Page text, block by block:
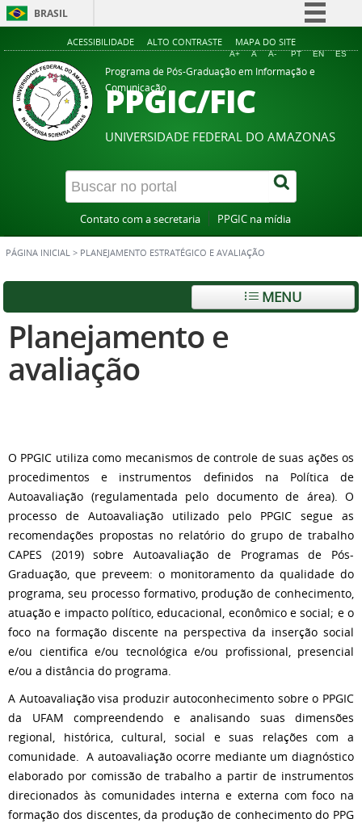
BRASIL
Simplifique!
Comunica BR
Participe
Acesso à informação
Legislação
Canais
ACESSIBILIDADE ALTO CONTRASTE MAPA DO SITE
A+ A A- PT EN ES
Programa de Pós-Graduação em Informação e
Comunicação
PPGIC/FIC
UNIVERSIDADE FEDERAL DO AMAZONAS
Contato com a secretaria PPGIC na mídia
PÁGINA INICIAL > PLANEJAMENTO ESTRATÉGICO E AVALIAÇÃO
MENU
Planejamento e
avaliação
O PPGIC utiliza como mecanismos de controle de suas ações os
procedimentos e instrumentos definidos na Política de
Autoavaliação (regulamentada pelo documento de área). O
processo de Autoavaliação utilizado pelo PPGIC segue as
recomendações propostas no relatório do grupo de trabalho
CAPES (2019) sobre Autoavaliação de Programas de Pós-
Graduação, que preveem: o monitoramento da qualidade do
programa, seu processo formativo, produção de conhecimento,
atuação e impacto político, educacional, econômico e social; e o
foco na formação discente na perspectiva da inserção social
e/ou cientifica e/ou tecnológica e/ou profissional, presencial
e/ou a distância do programa.
A Autoavaliação visa produzir autoconhecimento sobre o PPGIC
da UFAM compreendendo e analisando suas dimensões
regional, histórica, cultural, social e suas relações com a
comunidade. A autoavaliação ocorre mediante um diagnóstico
elaborado por comissão de trabalho a partir de instrumentos
direcionados às comunidades interna e externa com foco na
formação dos discentes, da produção de conhecimento do PPG